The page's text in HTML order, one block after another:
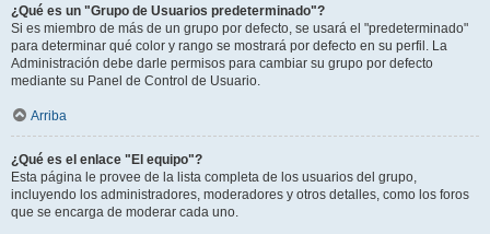
¿Qué es un "Grupo de Usuarios predeterminado"?
Si es miembro de más de un grupo por defecto, se usará el "predeterminado"
para determinar qué color y rango se mostrará por defecto en su perfil. La
Administración debe darle permisos para cambiar su grupo por defecto
mediante su Panel de Control de Usuario.
Arriba
¿Qué es el enlace "El equipo"?
Esta página le provee de la lista completa de los usuarios del grupo,
incluyendo los administradores, moderadores y otros detalles, como los foros
que se encarga de moderar cada uno.